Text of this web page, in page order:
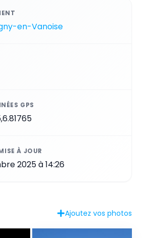
en-Vanoise
GPS
À JOUR
2025 à 14:26
Ajoutez vos photos